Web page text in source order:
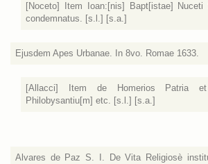
[Noceto] Item Ioan:[nis] Bapt[istae]
condemnatus. [s.l.] [s.a.]
Ejusdem Apes Urbanae. In 8vo. Romae 1633.
[Allacci] Item de Homerios Patria et
Philobysantiu[m] etc. [s.l.] [s.a.]
Alvares de Paz S. I. De Vita Religiosè